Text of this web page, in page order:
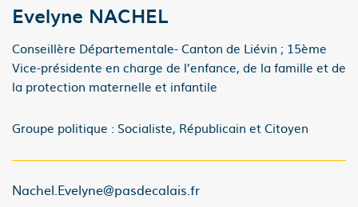
Evelyne NACHEL
Conseillère Départementale- Canton de Liévin ; 15ème
Vice-présidente en charge de l’en­fance, de la famille et de
la protection maternelle et infantile
Groupe politique : Socialiste, Républicain et Citoyen
Nachel.Evelyne@pasdecalais.fr